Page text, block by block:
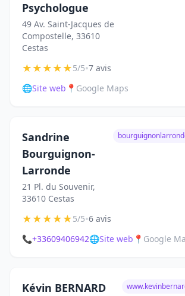
Psychologue
49 Av. Saint-Jacques de
Compostelle, 33610
Cestas
★★★★★5/5•7 avis
🌐Site web 📍 Google Maps
Sandrine
Bourguignon-
Larronde
21 Pl. du Souvenir,
33610 Cestas
★★★★★5/5•6 avis
📞+33609406942🌐Site web 📍 Google
Kévin BERNARD